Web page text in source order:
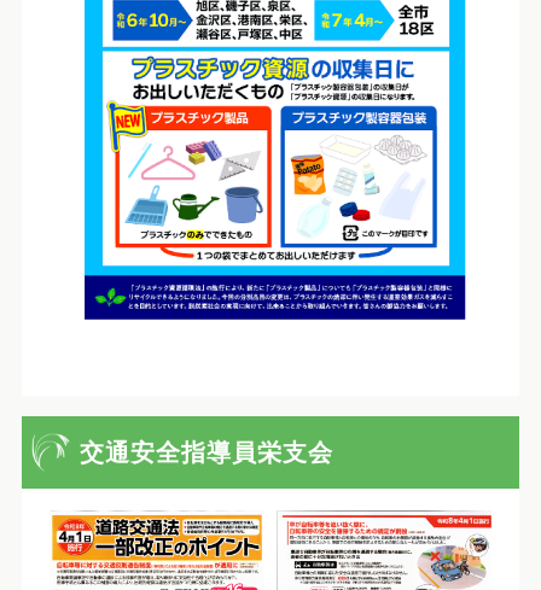
交通安全指導員栄支会